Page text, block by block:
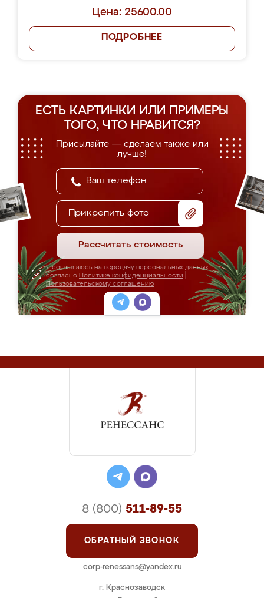
Цена: 25600.00
ПОДРОБНЕЕ
ЕСТЬ КАРТИНКИ ИЛИ ПРИМЕРЫ
ТОГО, ЧТО НРАВИТСЯ?
Присылайте — сделаем также или
лучше!
Прикрепить фото
Рассчитать стоимость
Я соглашаюсь на передачу персональных данных
согласно Политике конфиденциальности
Пользовательскому соглашению
г. Краснозаводск
8 (800) 511-89-55
ОБРАТНЫЙ ЗВОНОК
corp-renessans@yandex.ru